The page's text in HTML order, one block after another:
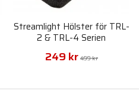
Streamlight Hölster för TRL-
2 & TRL-4 Serien
249 kr 499 kr